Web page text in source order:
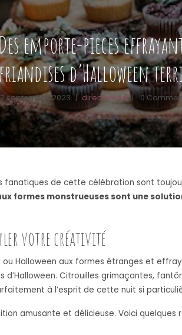
emporte-pieces
d’Halloween
septembre 2023 | directetbon | 0
fanatiques de cette célébration sont
formes monstrueuses sont une
votre créativité
ou Halloween aux formes étranges et
Citrouilles grimaçantes,
à l’esprit de cette nuit si
amusante et délicieuse. Voici